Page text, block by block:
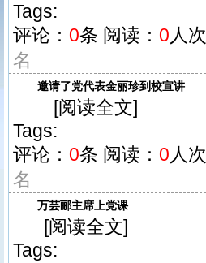
Tags:
评论： 0条 阅读： 0 人次
名
邀请了党代表金丽珍到校宣讲
[阅读全文]
Tags:
评论： 0条 阅读： 0 人次
名
万芸郦主席上党课
[阅读全文]
Tags: